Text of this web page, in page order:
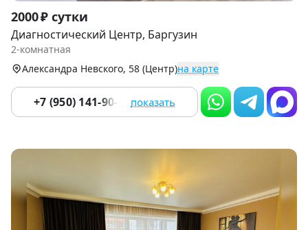
Item
1
of
9
2000 ₽ сутки
Диагностический Центр, Баргузин
2-комнатная
Александра Невского, 58 (Центр)на карте
+7 (950) 141-90-00 показать